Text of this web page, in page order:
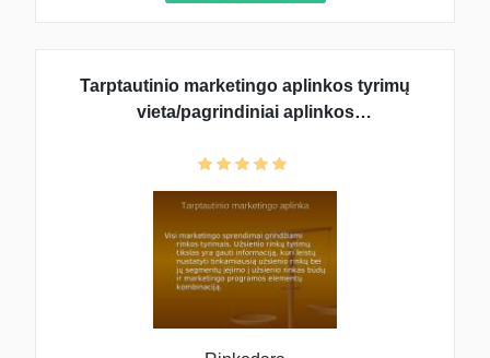
Tarptautinio marketingo aplinkos tyrimų
vieta/pagrindiniai aplinkos